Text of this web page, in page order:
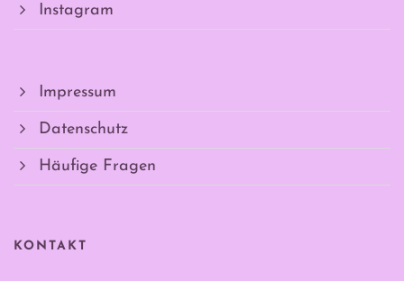
Instagram
Impressum
Datenschutz
Häufige Fragen
KONTAKT